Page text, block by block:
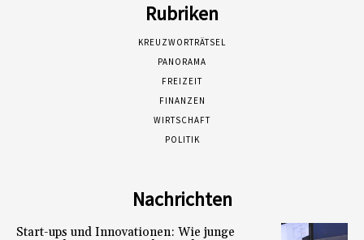
Rubriken
KREUZWORTRÄTSEL
PANORAMA
FREIZEIT
FINANZEN
WIRTSCHAFT
POLITIK
Nachrichten
Start-ups und Innovationen: Wie junge